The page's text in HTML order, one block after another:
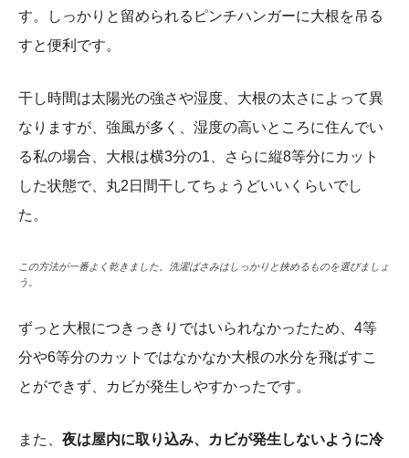
す。しっかりと留められるピンチハンガーに大根を吊る
すと便利です。
干し時間は太陽光の強さや湿度、大根の太さによって異
なりますが、強風が多く、湿度の高いところに住んでい
る私の場合、大根は横3分の1、さらに縦8等分にカット
した状態で、丸2日間干してちょうどいいくらいでし
た。
この方法が一番よく乾きました。洗濯ばさみはしっかりと挟めるものを選びましょ
う。
ずっと大根につきっきりではいられなかったため、4等
分や6等分のカットではなかなか大根の水分を飛ばすこ
とができず、カビが発生しやすかったです。
また、 夜は屋内に取り込み、カビが発生しないように冷